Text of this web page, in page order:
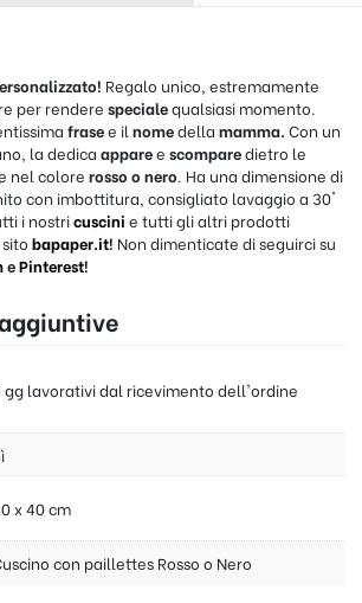
Regalo unico, estremamente
per rendere specialequalsiasi momento.
frasee il nomedella mamma. Con un
la dedica apparee scomparedietro le
nel colore rosso o nero. Ha una dimensione di
con imbottitura, consigliato lavaggio a 30°
i nostricuscini e tutti gli altri prodotti
bapaper.it! Non dimenticate di seguirci su
ePinterest!
gg lavorativi dal ricevimento dell'ordine
x 40 cm
con paillettes Rosso o Nero